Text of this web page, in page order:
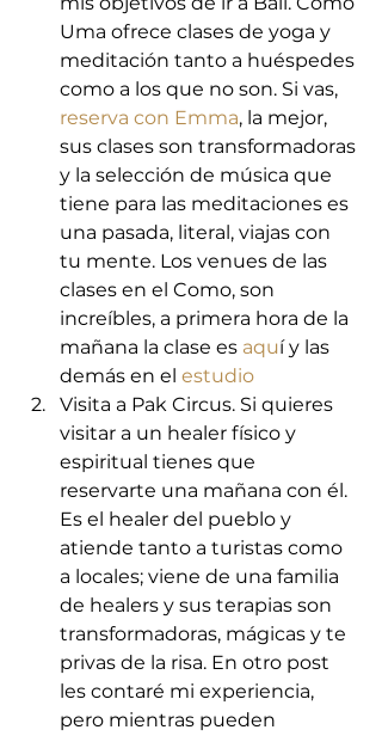
Uma ofrece clases de yoga y
meditación tanto a huéspedes
como a los que no son. Si vas,
reserva con Emma, la mejor,
sus clases son transformadoras
y la selección de música que
tiene para las meditaciones es
una pasada, literal, viajas con
tu mente. Los venues de las
clases en el Como, son
increíbles, a primera hora de la
mañana la clase es aquí y las
demás en el estudio
Visita a Pak Circus. Si quieres
visitar a un healer físico y
espiritual tienes que
reservarte una mañana con él.
Es el healer del pueblo y
atiende tanto a turistas como
a locales; viene de una familia
de healers y sus terapias son
transformadoras, mágicas y te
privas de la risa. En otro post
les contaré mi experiencia,
pero mientras pueden